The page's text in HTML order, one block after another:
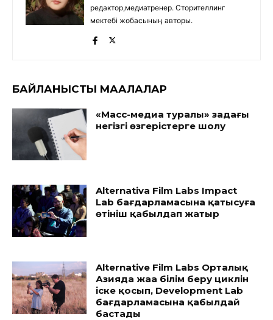
редактор,медиатренер. Сторителлинг
мектебі жобасының авторы.
БАЙЛАНЫСТЫ МАҚАЛАЛАР
«Масс-медиа туралы» заңдағы
негізгі өзгерістерге шолу
Alternativa Film Labs Impact
Lab бағдарламасына қатысуға
өтініш қабылдап жатыр
Alternative Film Labs Орталық
Азияда жаңа білім беру циклін
іске қосып, Development Lab
бағдарламасына қабылдай
бастады